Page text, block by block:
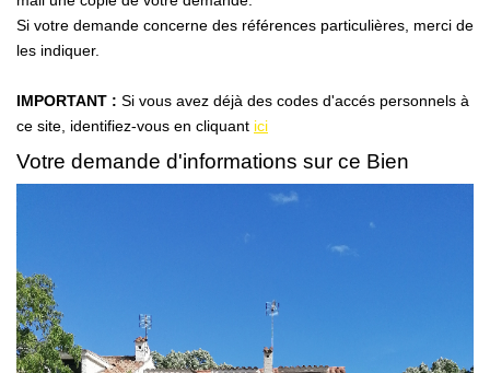
Nos Actualités
Si votre demande concerne des références particulières, merci de
les indiquer.
IMPORTANT : Si vous avez déjà des codes d'accés personnels à
ce site, identifiez-vous en cliquant ici
Votre demande d'informations sur ce Bien